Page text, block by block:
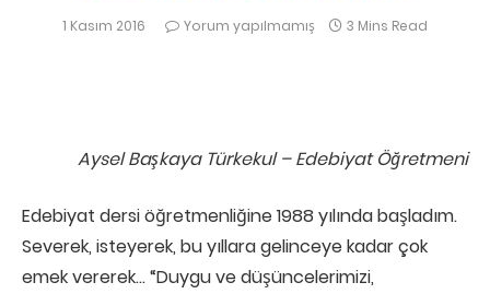
1 Kasım 2016 Yorum yapılmamış 3 Mins Read
Aysel Başkaya Türkekul – Edebiyat Öğretmeni
Edebiyat dersi öğretmenliğine 1988 yılında başladım.
Severek, isteyerek, bu yıllara gelinceye kadar çok
emek vererek… “Duygu ve düşüncelerimizi,